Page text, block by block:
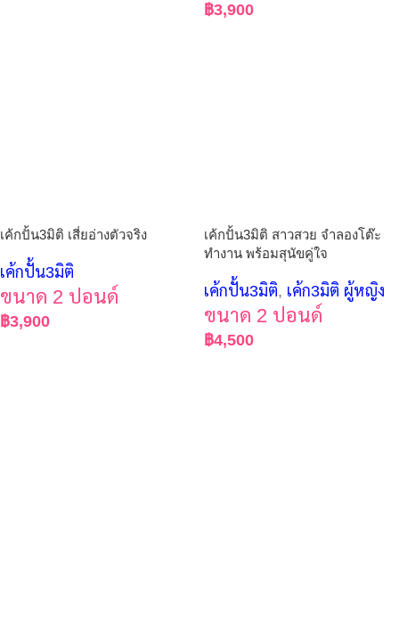
฿3,900
เค้กปั้น3มิติ เสี่ยอ่างตัวจริง
เค้กปั้น3มิติ
ขนาด 2 ปอนด์
฿3,900
เค้กปั้น3มิติ สาวสวย จำลองโต๊ะ
ทำงาน พร้อมสุนัขคู่ใจ
เค้กปั้น3มิติ, เค้ก3มิติ ผู้หญิง
ขนาด 2 ปอนด์
฿4,500